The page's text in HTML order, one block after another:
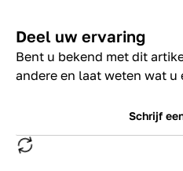
Deel uw ervaring
Bent u bekend met dit
andere en laat weten wat u
Schrijf